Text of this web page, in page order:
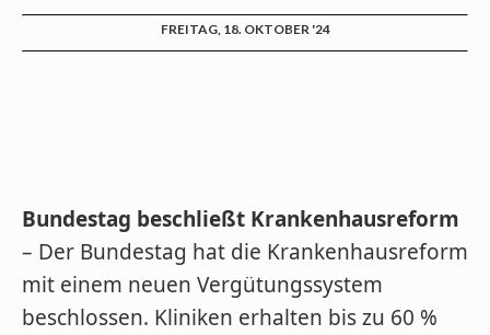
FREITAG, 18. OKTOBER '24
Bundestag beschließt Krankenhausreform
– Der Bundestag hat die Krankenhausreform
mit einem neuen Vergütungssystem
beschlossen. Kliniken erhalten bis zu 60 %